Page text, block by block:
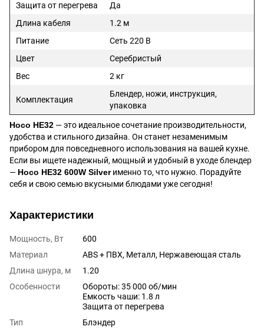
Защита от перегрева
Да
Длина кабеля
1.2 м
Питание
Сеть 220 В
Цвет
Серебристый
Вес
2 кг
Комплектация
Блендер, ножи, инструкция,
упаковка
Hoco HE32 — это идеальное сочетание производительности,
удобства и стильного дизайна. Он станет незаменимым
прибором для повседневного использования на вашей кухне.
Если вы ищете надежный, мощный и удобный в уходе блендер
— Hoco HE32 600W Silverименно то, что нужно. Порадуйте
себя и свою семью вкусными блюдами уже сегодня!
Характеристики
Мощность, Вт
600
Материал
ABS + ПВХ, Металл, Нержавеющая сталь
Длина шнура, м
1.20
Особенности
Обороты: 35 000 об/мин
Емкость чаши: 1.8 л
Защита от перегрева
Тип
Блэндер